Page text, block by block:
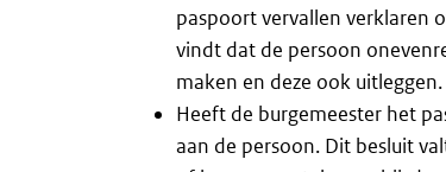
paspoort vervallen verklaren
vindt dat de persoon
maken en deze ook uitleggen.
Heeft de burgemeester het
aan de persoon. Dit besluit